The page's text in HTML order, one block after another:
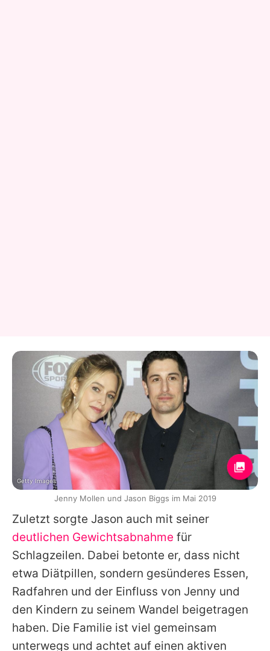
Zuletzt sorgte Jason auch mit seiner
deutlichen Gewichtsabnahme für
Schlagzeilen. Dabei betonte er, dass nicht
etwa Diätpillen, sondern gesünderes Essen,
Radfahren und der Einfluss von Jenny und
den Kindern zu seinem Wandel beigetragen
haben. Die Familie ist viel gemeinsam
unterwegs und achtet auf einen aktiven
Getty Images
Jenny Mollen und Jason Biggs im Mai 2019